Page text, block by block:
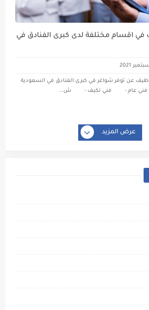
موظف في اقسام مختلفة لدى كبرى الفنادق في
عن توفر شواغر في كبرى الفنادق في السعودية
عام - فني تكيف - ش...
عرض المزيد